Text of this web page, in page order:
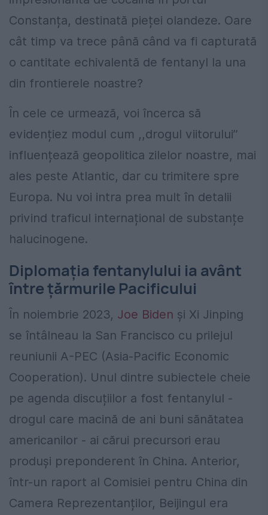
Constanța, destinată pieței olandeze. Oare
cât timp va trece până când va fi capturată
o cantitate echivalentă de fentanyl la una
din frontierele noastre?
În cele ce urmează, voi încerca să
evidențiez modul cum ,,drogul viitorului’’
influențează geopolitica zilelor noastre, mai
ales peste Atlantic, dar cu trimitere spre
Europa. Nu voi intra prea mult în detalii
privind traficul internațional de substanțe
halucinogene.
Diplomația fentanylului ia avânt
între țărmurile Pacificului
În noiembrie 2023, Joe Biden și Xi Jinping
se întâlneau la San Francisco cu prilejul
reuniunii A-PEC (Asia-Pacific Economic
Cooperation). Unul dintre subiectele cheie
pe agenda discuțiilor a fost fentanylul -
drogul care macină de ani buni sănătatea
americanilor - ai cărui precursori erau
produși preponderent în China. Anterior,
într-un raport al Comisiei pentru China din
Camera Reprezentanților, Beijingul era